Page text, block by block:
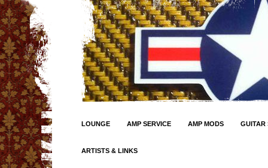
LOUNGE AMP SERVICE AMP MODS GUITAR
ARTISTS & LINKS